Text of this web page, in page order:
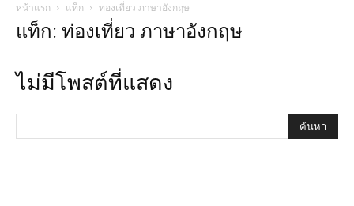
หน้าแรก แท็ก ท่องเที่ยว ภาษาอังกฤษ
แท็ก: ท่องเที่ยว ภาษาอังกฤษ
ไม่มีโพสต์ที่แสดง